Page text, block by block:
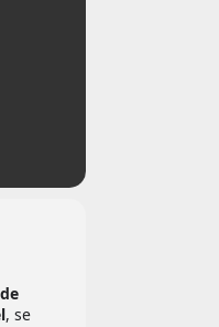
, se